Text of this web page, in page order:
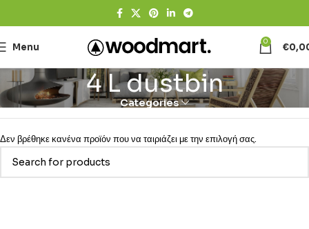
Menu 0 €
4 L dustbin
Categories
Δεν βρέθηκε κανένα προϊόν που να ταιριάζει με την επιλογή σας.